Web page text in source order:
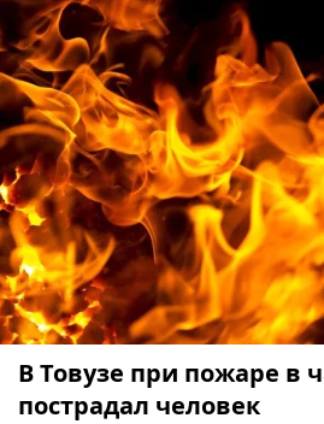
В Товузе при пожаре в
пострадал человек